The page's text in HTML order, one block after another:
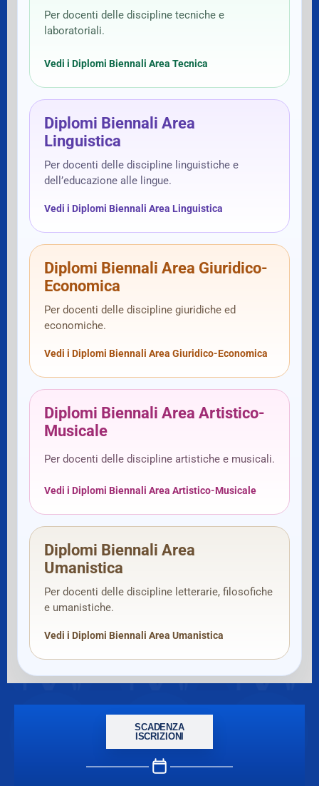
Per docenti delle discipline tecniche e
laboratoriali.
Vedi i Diplomi Biennali Area Tecnica
Diplomi Biennali Area
Linguistica
Per docenti delle discipline linguistiche e
dell’educazione alle lingue.
Vedi i Diplomi Biennali Area Linguistica
Diplomi Biennali Area Giuridico-
Economica
Per docenti delle discipline giuridiche ed
economiche.
Vedi i Diplomi Biennali Area Giuridico-Economica
Diplomi Biennali Area Artistico-
Musicale
Per docenti delle discipline artistiche e musicali.
Vedi i Diplomi Biennali Area Artistico-Musicale
Diplomi Biennali Area
Umanistica
Per docenti delle discipline letterarie, filosofiche
e umanistiche.
Vedi i Diplomi Biennali Area Umanistica
SCADENZA
ISCRIZIONI